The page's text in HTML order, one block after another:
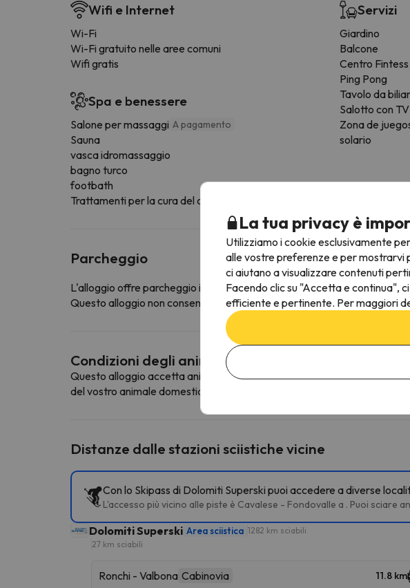
Wifi e Internet
Wi-Fi
Wi-Fi gratuito nelle aree comuni
Wifi gratis
Spa e benessere
Salone per massaggi A pagamento
Sauna
vasca idromassaggio
bagno turco
footbath
Trattamenti per la cura del corpo e del viso
Servizi
Giardino
Balcone
Centro Fintess
Ping Pong
Tavolo da
Salotto con TV
Zona de
solario
Parcheggio
L'alloggio offre parcheggio interno gratuito
Questo alloggio non consente di prenotare il parcheggio in anticipo. Il
Condizioni degli animali domestici
Questo alloggio accetta animali domestici. Per consultarne le
del vostro animale domestico.
Distanze dalle stazioni sciistiche vicine
Con lo Skipass di Dolomiti Superski puoi accedere a diverse
L'accesso più vicino alle piste è Cavalese - Fondovalle a . Puoi sciare
Dolomiti Superski Area sciistica 1282 km sciabili
27 km sciabili
Ronchi - Valbona Cabinovia 11.8 km
La tua privacy è
Utilizziamo i cookie esclusivamente
alle vostre preferenze e per mostrarvi
ci aiutano a visualizzare contenuti
Facendo clic su "Accetta e continua",
efficiente e pertinente. Per maggiori